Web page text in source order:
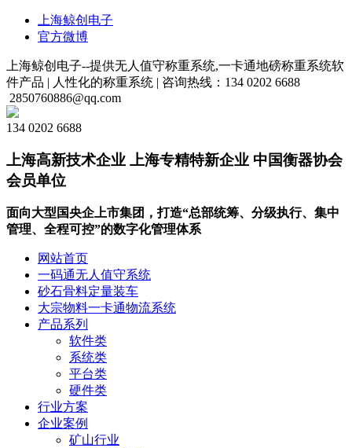
上海鲸创电子
官方微博
上海鲸创电子--提供无人值守称重系统,一卡通地磅称重系统软
件产品 | 人性化的称重系统 | 咨询热线：134 0202 6688
2850760886@qq.com
134 0202 6688
上海高新技术企业 上海专精特新企业 中国衡器协会
会员单位
面向大型国央企上市集团，打造“总部统筹、分级执行、集中
管理、全程可控”的数字化管理体系
网站首页
一码通无人值守系统
砂石骨料定量装车
大宗物料一卡通物流系统
产品系列
软件类
系统类
平台类
硬件类
行业方案
企业案例
矿山行业